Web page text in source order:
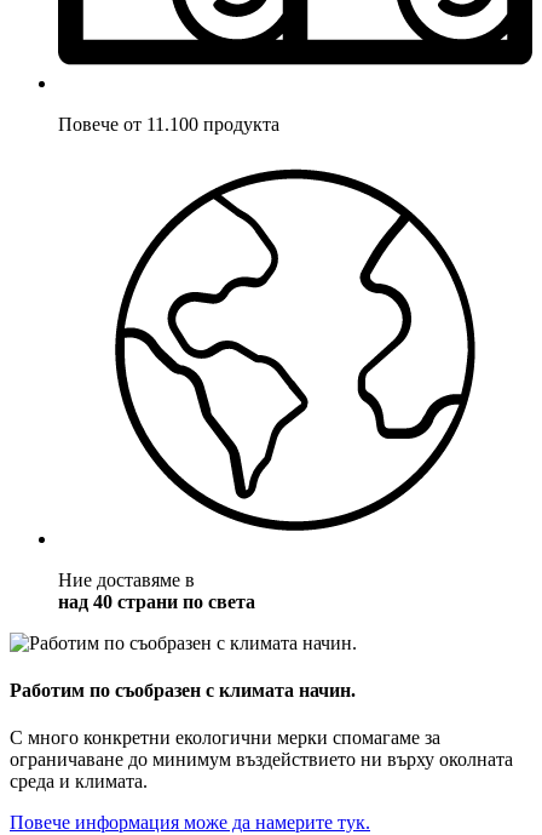
Повече от 11.100 продукта
Ние доставяме в
над 40 страни по света
Работим по съобразен с климата начин.
С много конкретни екологични мерки спомагаме за
ограничаване до минимум въздействието ни върху околната
среда и климата.
Повече информация може да намерите тук.